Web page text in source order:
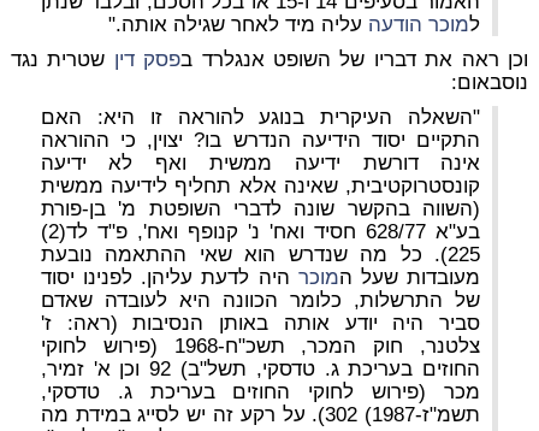
למוכר הודעה עליה מיד לאחר שגילה אותה."
וכן ראה את דבריו של השופט אנגלרד בפסק דין שטרית נגד
נוסבאום:
"השאלה העיקרית בנוגע להוראה זו היא: האם
התקיים יסוד הידיעה הנדרש בו? יצוין, כי ההוראה
אינה דורשת ידיעה ממשית ואף לא ידיעה
קונסטרוקטיבית, שאינה אלא תחליף לידיעה ממשית
(השווה בהקשר שונה לדברי השופטת מ' בן-פורת
בע"א 628/77 חסיד ואח' נ' קנופף ואח', פ"ד לד(2)
225). כל מה שנדרש הוא שאי ההתאמה נובעת
מעובדות שעל המוכר היה לדעת עליהן. לפנינו יסוד
של התרשלות, כלומר הכוונה היא לעובדה שאדם
סביר היה יודע אותה באותן הנסיבות (ראה: ז'
צלטנר, חוק המכר, תשכ"ח-1968 (פירוש לחוקי
החוזים בעריכת ג. טדסקי, תשל"ב) 92 וכן א' זמיר,
מכר (פירוש לחוקי החוזים בעריכת ג. טדסקי,
תשמ"ז-1987) 302). על רקע זה יש לסייג במידת מה